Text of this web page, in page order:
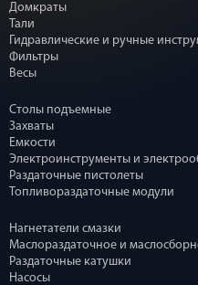
Домкраты
Тали
Гидравлические и ручные
Фильтры
Весы
Столы подъемные
Захваты
Емкости
Электроинструменты и
Раздаточные пистолеты
Топливораздаточные модули
Нагнетатели смазки
Маслораздаточное и
Раздаточные катушки
Насосы